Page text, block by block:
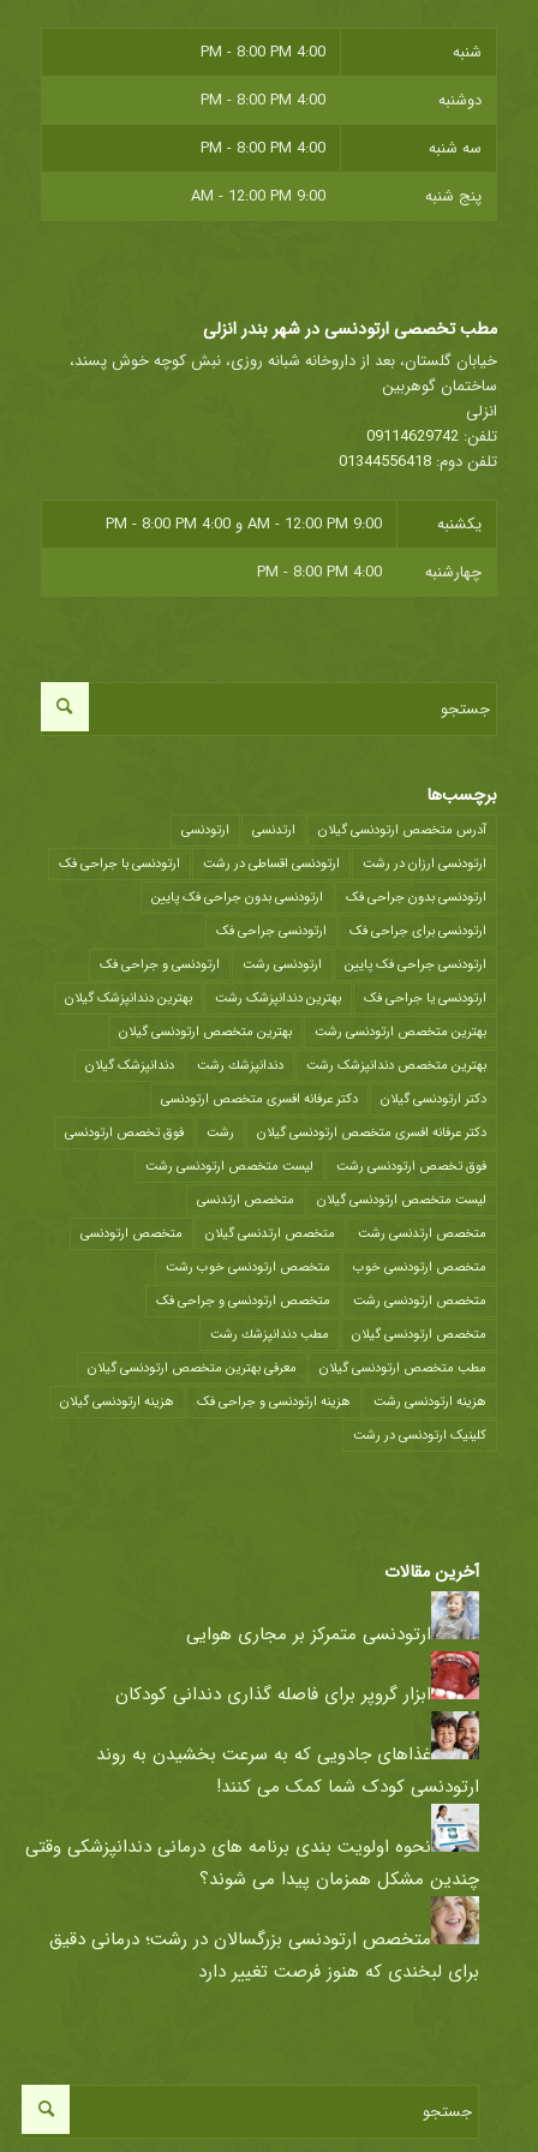
شنبه
4:00 PM - 8:00 PM
دوشنبه
4:00 PM - 8:00 PM
سه شنبه
4:00 PM - 8:00 PM
پنج شنبه
9:00 AM - 12:00 PM
مطب تخصصی ارتودنسی در شهر بندر انزلی
خیابان گلستان، بعد از داروخانه شبانه روزی، نبش کوچه خوش پسند،
ساختمان گوهربین
انزلی
تلفن: 09114629742
تلفن دوم: 01344556418
یکشنبه 9:00 AM - 12:00 PM و 4:00 PM - 8:00 PM
چهارشنبه
4:00 PM - 8:00 PM
برچسب‌ها
آدرس متخصص ارتودنسی گیلان ارتدنسی
ارتودنسی
ارتودنسی ارزان در رشت
ارتودنسی اقساطی در رشت
ارتودنسی با جراحی فک
ارتودنسی بدون جراحی فک
ارتودنسی بدون جراحی فک پایین
ارتودنسی برای جراحی فک
ارتودنسی جراحی فک
ارتودنسی جراحی فک پایین
ارتودنسی رشت
ارتودنسی و جراحی فک
ارتودنسی یا جراحی فک
بهترین دندانپزشک رشت
بهترین دندانپزشک گیلان
بهترین متخصص ارتودنسی رشت
بهترین متخصص ارتودنسی گیلان
بهترین متخصص دندانپزشک رشت
دندانپزشك رشت
دندانپزشک گیلان
دکتر ارتودنسی گیلان
دکتر عرفانه افسری متخصص ارتودنسی
دکتر عرفانه افسری متخصص ارتودنسی گیلان
رشت
فوق تخصص ارتودنسی
فوق تخصص ارتودنسی رشت
لیست متخصص ارتودنسی رشت
لیست متخصص ارتودنسی گیلان
متخصص ارتدنسی
متخصص ارتدنسی رشت
متخصص ارتدنسی گیلان
متخصص ارتودنسی
متخصص ارتودنسی خوب
متخصص ارتودنسی خوب رشت
متخصص ارتودنسی رشت
متخصص ارتودنسی و جراحی فک
متخصص ارتودنسی گیلان
مطب دندانپزشك رشت
مطب متخصص ارتودنسی گیلان
معرفی بهترین متخصص ارتودنسی گیلان
هزينه ارتودنسی رشت
هزینه ارتودنسی و جراحی فک
هزینه ارتودنسی گیلان
کلینیک ارتودنسی در رشت
آخرین مقالات
ارتودنسی متمرکز بر مجاری هوایی
ابزار گروپر برای فاصله گذاری دندانی کودکان
غذاهای جادویی که به سرعت بخشیدن به روند
ارتودنسی کودک شما کمک می کنند!
نحوه اولویت بندی برنامه های درمانی دندانپزشکی وقتی
چندین مشکل همزمان پیدا می شوند؟
متخصص ارتودنسی بزرگسالان در رشت؛ درمانی دقیق
برای لبخندی که هنوز فرصت تغییر دارد